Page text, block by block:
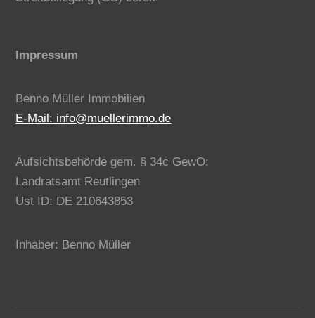
Impressum
Benno Müller Immobilien
E-Mail: info@muellerimmo.de
Aufsichtsbehörde gem. § 34c GewO:
Landratsamt Reutlingen
Ust ID: DE 210643853
Inhaber: Benno Müller